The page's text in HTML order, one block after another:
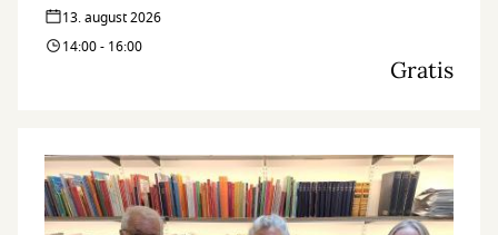
13. august 2026
14:00 - 16:00
Gratis